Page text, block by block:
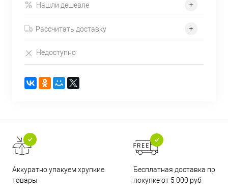
Нашли дешевле
Рассчитать доставку
Недоступно
Аккуратно упакуем хрупкие
товары
Бесплатная доставка при
покупке от 5 000 руб